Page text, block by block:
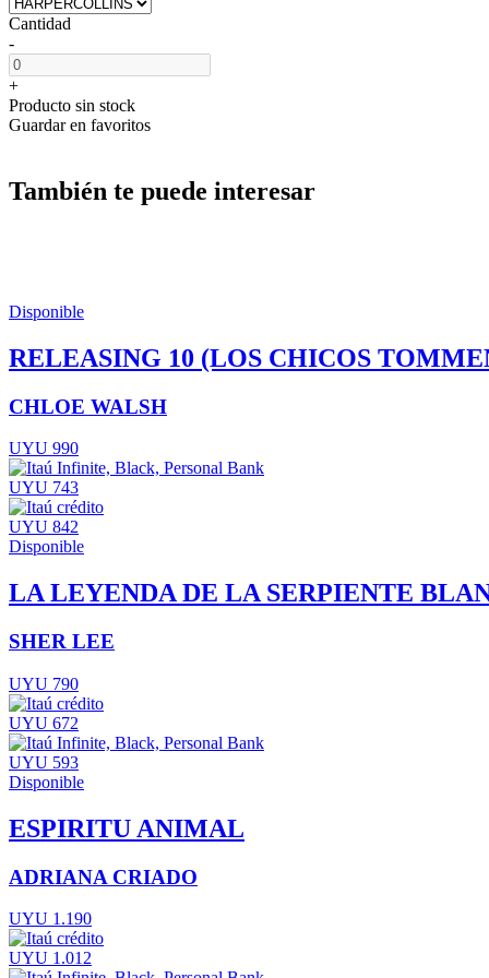
Cantidad
-
+
Producto sin stock
Guardar en favoritos
También te puede interesar
Disponible
RELEASING 10 (LOS CHICOS
CHLOE WALSH
UYU 990
UYU 743
UYU 842
Disponible
LA LEYENDA DE LA SERPIENTE
SHER LEE
UYU 790
UYU 672
UYU 593
Disponible
ESPIRITU ANIMAL
ADRIANA CRIADO
UYU 1.190
UYU 1.012